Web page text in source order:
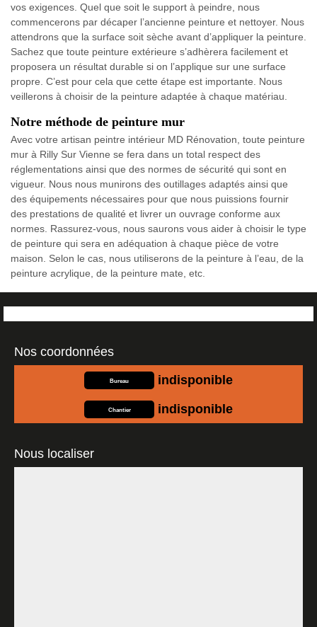
vos exigences. Quel que soit le support à peindre, nous
commencerons par décaper l’ancienne peinture et nettoyer. Nous
attendrons que la surface soit sèche avant d’appliquer la peinture.
Sachez que toute peinture extérieure s’adhèrera facilement et
proposera un résultat durable si on l’applique sur une surface
propre. C’est pour cela que cette étape est importante. Nous
veillerons à choisir de la peinture adaptée à chaque matériau.
Notre méthode de peinture mur
Avec votre artisan peintre intérieur MD Rénovation, toute peinture
mur à Rilly Sur Vienne se fera dans un total respect des
réglementations ainsi que des normes de sécurité qui sont en
vigueur. Nous nous munirons des outillages adaptés ainsi que
des équipements nécessaires pour que nous puissions fournir
des prestations de qualité et livrer un ouvrage conforme aux
normes. Rassurez-vous, nous saurons vous aider à choisir le type
de peinture qui sera en adéquation à chaque pièce de votre
maison. Selon le cas, nous utiliserons de la peinture à l’eau, de la
peinture acrylique, de la peinture mate, etc.
Nos coordonnées
Bureau indisponible
Chantier indisponible
Nous localiser